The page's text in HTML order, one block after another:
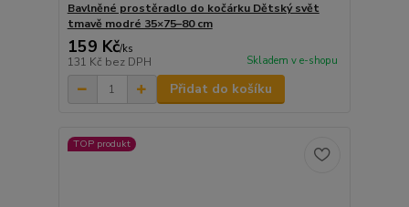
Bavlněné prostěradlo do kočárku Dětský svět
tmavě modré 35×75–80 cm
159 Kč/ks
131 Kč bez DPH Skladem v e-shopu
Přidat do košíku
TOP produkt